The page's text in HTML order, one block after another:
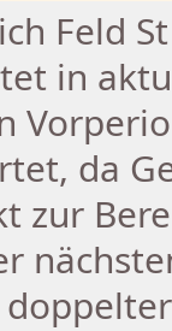
Feld
in
da
zur